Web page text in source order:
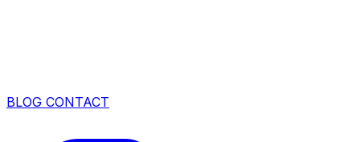
BLOG CONTACT